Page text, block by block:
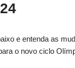
e entenda as
o novo ciclo